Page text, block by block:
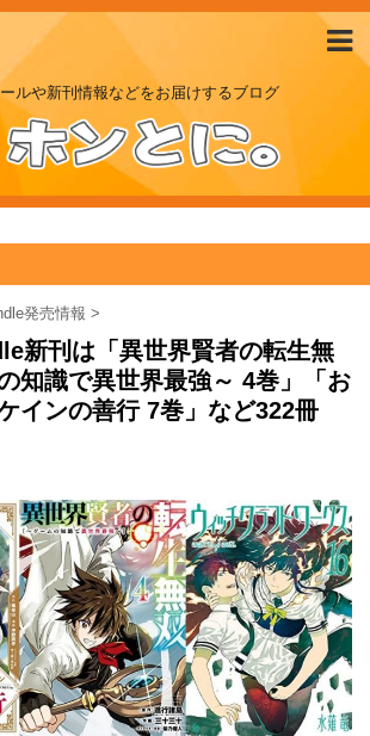
ルや新刊情報などをお届けするブログ
発売情報 >
新刊は「異世界賢者の転生無
知識で異世界最強～ 4巻」「お
インの善行 7巻」など322冊